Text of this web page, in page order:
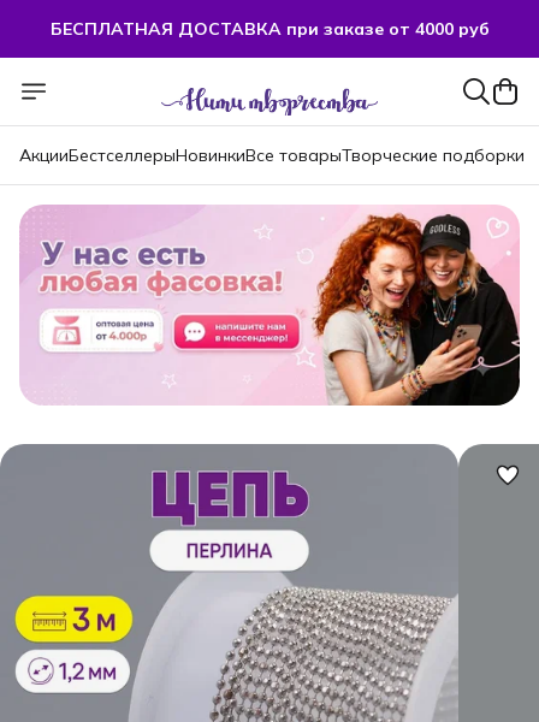
БЕСПЛАТНАЯ ДОСТАВКА при заказе от 4000 руб
БЕСПЛАТНАЯ ДОСТАВКА при заказе от 4000 руб
АкцииБестселлерыНовинкиВсе товарыТворческие подборки